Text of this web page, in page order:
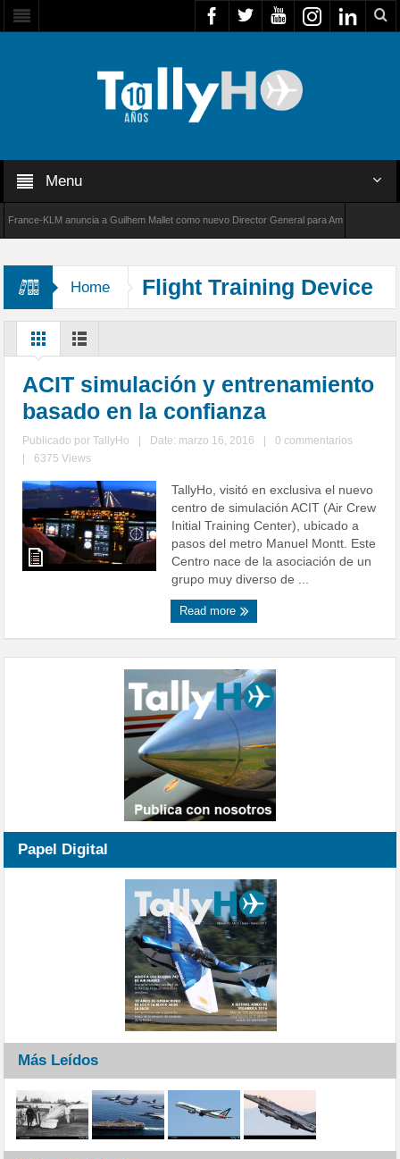
Menu
KLM anuncia a Guilhem Mallet como nuevo Director General para América Latina
Home Flight Training Device
ACIT simulación y entrenamiento
basado en la confianza
Publicado porTallyHo Date: marzo 16, 2016
0 commentarios
6375 Views
TallyHo, visitó en exclusiva el nuevo
centro de simulación ACIT (Air Crew
Initial Training Center), ubicado a
pasos del metro Manuel Montt. Este
Centro nace de la asociación de un
grupo muy diverso de ...
Read more
Papel Digital
Más Leídos